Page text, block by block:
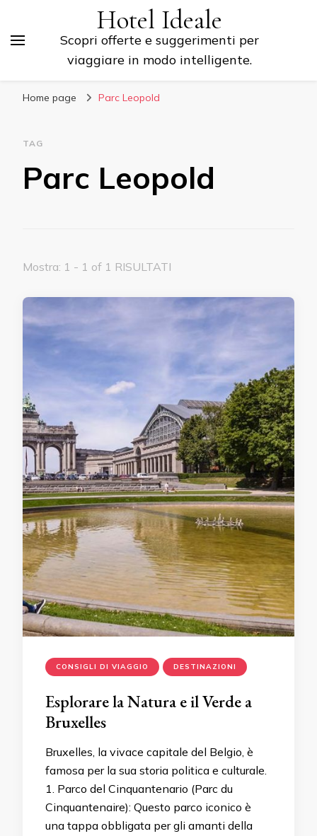
Hotel Ideale
Scopri offerte e suggerimenti per
viaggiare in modo intelligente.
Home page Parc Leopold
TAG
Parc Leopold
Mostra: 1 - 1 of 1 RISULTATI
CONSIGLI DI VIAGGIO DESTINAZIONI
Esplorare la Natura e il Verde a
Bruxelles
Bruxelles, la vivace capitale del Belgio, è
famosa per la sua storia politica e culturale.
1. Parco del Cinquantenario (Parc du
Cinquantenaire): Questo parco iconico è
una tappa obbligata per gli amanti della